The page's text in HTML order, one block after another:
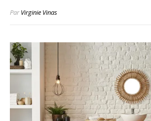
ParVirginie Vinas